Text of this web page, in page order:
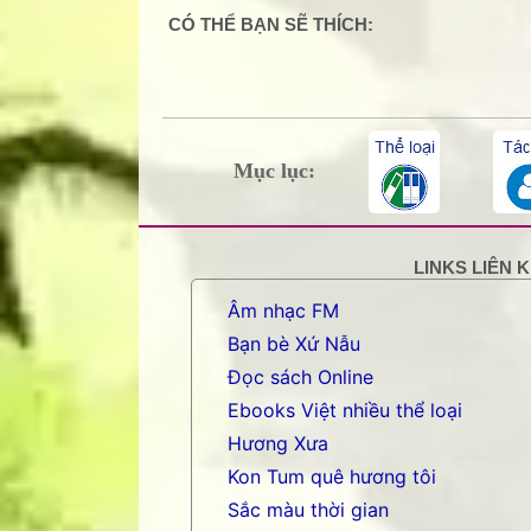
0 Comment:
CÓ THỂ BẠN SẼ THÍCH:
Mục lục:
LINKS LIÊN
Âm nhạc FM
Bạn bè Xứ Nẫu
Đọc sách Online
Ebooks Việt nhiều thể loại
Hương Xưa
Kon Tum quê hương tôi
Sắc màu thời gian